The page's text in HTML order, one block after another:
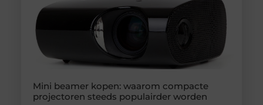
Mini beamer kopen: waarom compacte
projectoren steeds populairder worden